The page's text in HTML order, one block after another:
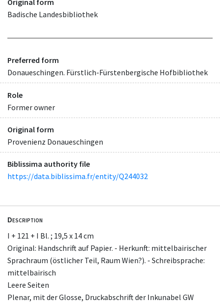
Original form
Badische Landesbibliothek
Preferred form
Donaueschingen. Fürstlich-Fürstenbergische Hofbibliothek
Role
Former owner
Original form
Provenienz Donaueschingen
Biblissima authority file
https://data.biblissima.fr/entity/Q244032
Description
I + 121 + I Bl. ; 19,5 x 14 cm
Original: Handschrift auf Papier. - Herkunft: mittelbairischer
Sprachraum (östlicher Teil, Raum Wien?). - Schreibsprache:
mittelbairisch
Leere Seiten
Plenar, mit der Glosse, Druckabschrift der Inkunabel GW